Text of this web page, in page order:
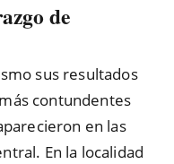
de
sus resultados
contundentes
en las
En la localidad